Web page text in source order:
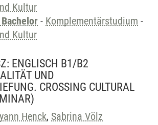
Kultur
- Komplementärstudium -
Kultur
ENGLISCH B1/B2
UND
CROSSING CULTURAL
Henck, Sabrina Völz